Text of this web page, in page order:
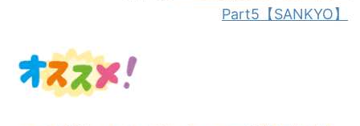
Part5【SANKYO】